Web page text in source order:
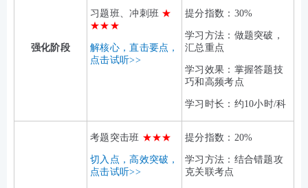
强化阶段
习题班、冲刺班 ★
★★★
解核心，直击要点，
点击试听>>
提分指数：30%
学习方法：做题突破，
汇总重点
学习效果：掌握答题技
巧和高频考点
学习时长：约10小时/科
考题突击班 ★★★
切入点，高效突破，
点击试听>>
提分指数：20%
学习方法：结合错题攻
克关联考点